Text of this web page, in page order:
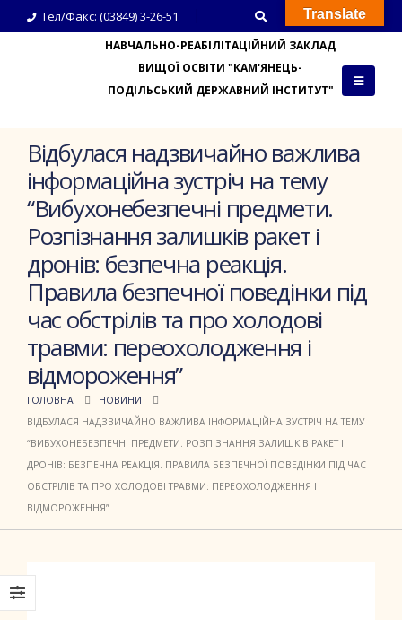
Тел/Факс: (03849) 3-26-51
НАВЧАЛЬНО-РЕАБІЛІТАЦІЙНИЙ ЗАКЛАД
ВИЩОЇ ОСВІТИ "КАМ'ЯНЕЦЬ-
ПОДІЛЬСЬКИЙ ДЕРЖАВНИЙ ІНСТИТУТ"
Відбулася надзвичайно важлива
інформаційна зустріч на тему
“Вибухонебезпечні предмети.
Розпізнання залишків ракет і
дронів: безпечна реакція.
Правила безпечної поведінки під
час обстрілів та про холодові
травми: переохолодження і
відмороження”
ГОЛОВНА
НОВИНИ
ВІДБУЛАСЯ НАДЗВИЧАЙНО ВАЖЛИВА ІНФОРМАЦІЙНА ЗУСТРІЧ НА ТЕМУ
“ВИБУХОНЕБЕЗПЕЧНІ ПРЕДМЕТИ. РОЗПІЗНАННЯ ЗАЛИШКІВ РАКЕТ І
ДРОНІВ: БЕЗПЕЧНА РЕАКЦІЯ. ПРАВИЛА БЕЗПЕЧНОЇ ПОВЕДІНКИ ПІД ЧАС
ОБСТРІЛІВ ТА ПРО ХОЛОДОВІ ТРАВМИ: ПЕРЕОХОЛОДЖЕННЯ І
ВІДМОРОЖЕННЯ”
Translate